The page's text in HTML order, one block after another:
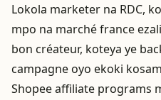
Lokola marketer na RDC,
mpo na marché france
bon créateur, koteya ye
campagne oyo ekoki
Shopee affiliate programs